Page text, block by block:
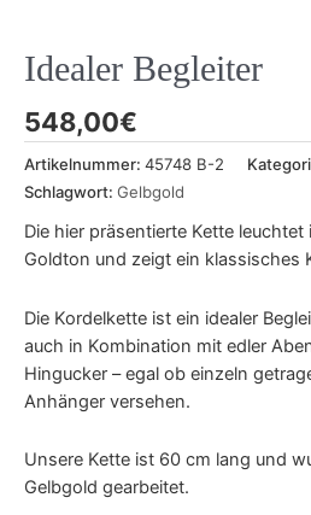
Idealer Begleiter
548,00€
Artikelnummer: 45748 B-2
Schlagwort: Gelbgold
Die hier präsentierte Kette leuchtet
Goldton und zeigt ein klassisches
Die Kordelkette ist ein idealer
auch in Kombination mit edler
Hingucker – egal ob einzeln
Anhänger versehen.
Unsere Kette ist 60 cm lang und
Gelbgold gearbeitet.